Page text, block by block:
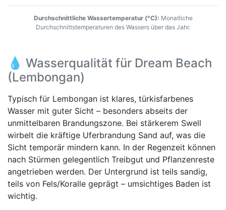
Durchschnittliche Wassertemperatur (°C): Monatliche
Durchschnittstemperaturen des Wassers über das Jahr.
💧 Wasserqualität für Dream Beach
(Lembongan)
Typisch für Lembongan ist klares, türkisfarbenes
Wasser mit guter Sicht – besonders abseits der
unmittelbaren Brandungszone. Bei stärkerem Swell
wirbelt die kräftige Uferbrandung Sand auf, was die
Sicht temporär mindern kann. In der Regenzeit können
nach Stürmen gelegentlich Treibgut und Pflanzenreste
angetrieben werden. Der Untergrund ist teils sandig,
teils von Fels/Koralle geprägt – umsichtiges Baden ist
wichtig.